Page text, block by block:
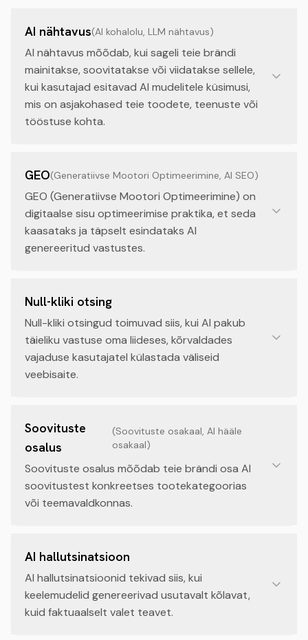
AI nähtavus(AI kohalolu, LLM nähtavus)
AI nähtavus mõõdab, kui sageli teie brändi
mainitakse, soovitatakse või viidatakse sellele,
kui kasutajad esitavad AI mudelitele küsimusi,
mis on asjakohased teie toodete, teenuste või
tööstuse kohta.
GEO(Generatiivse Mootori Optimeerimine, AI SEO)
GEO (Generatiivse Mootori Optimeerimine) on
digitaalse sisu optimeerimise praktika, et seda
kaasataks ja täpselt esindataks AI
genereeritud vastustes.
Null-kliki otsing
Null-kliki otsingud toimuvad siis, kui AI pakub
täieliku vastuse oma liideses, kõrvaldades
vajaduse kasutajatel külastada väliseid
veebisaite.
Soovituste
osalus
(Soovituste osakaal, AI hääle
osakaal)
Soovituste osalus mõõdab teie brändi osa AI
soovitustest konkreetses tootekategoorias
või teemavaldkonnas.
AI hallutsinatsioon
AI hallutsinatsioonid tekivad siis, kui
keelemudelid genereerivad usutavalt kõlavat,
kuid faktuaalselt valet teavet.